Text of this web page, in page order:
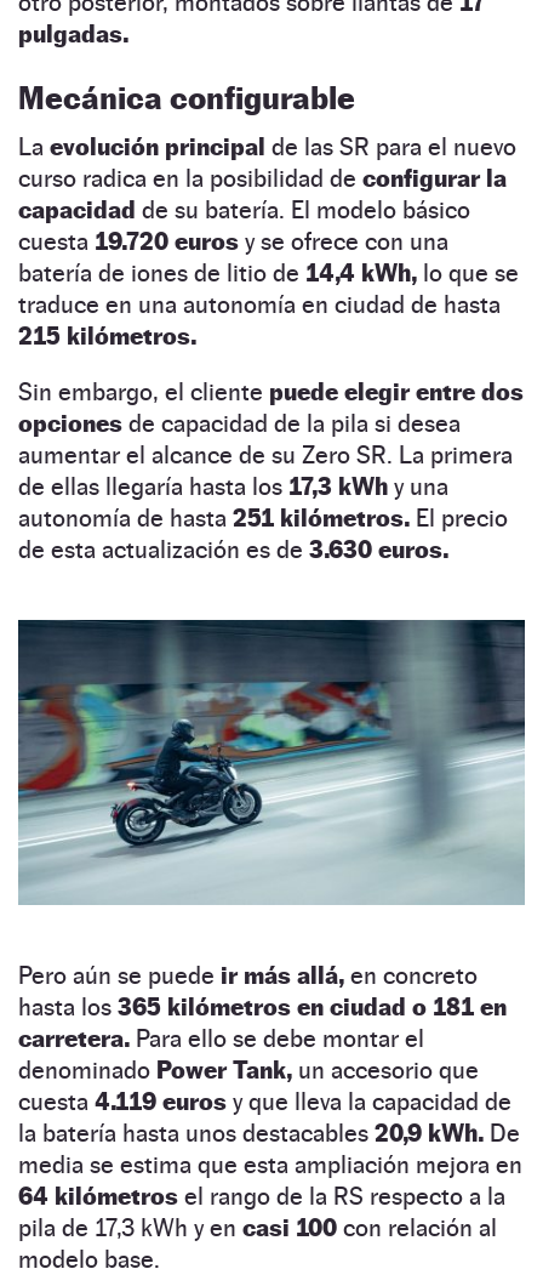
pulgadas.
Mecánica configurable
La evolución principal de las SR para el nuevo
curso radica en la posibilidad de configurar la
capacidad de su batería. El modelo básico
cuesta 19.720 euros y se ofrece con una
batería de iones de litio de 14,4 kWh, lo que se
traduce en una autonomía en ciudad de hasta
215 kilómetros.
Sin embargo, el cliente puede elegir entre dos
opciones de capacidad de la pila si desea
aumentar el alcance de su Zero SR. La primera
de ellas llegaría hasta los 17,3 kWh y una
autonomía de hasta 251 kilómetros. El precio
de esta actualización es de 3.630 euros.
Pero aún se puede ir más allá, en concreto
hasta los 365 kilómetros en ciudad o 181 en
carretera. Para ello se debe montar el
denominado Power Tank, un accesorio que
cuesta 4.119 euros y que lleva la capacidad de
la batería hasta unos destacables 20,9 kWh. De
media se estima que esta ampliación mejora en
64 kilómetros el rango de la RS respecto a la
pila de 17,3 kWh y en casi 100 con relación al
modelo base.